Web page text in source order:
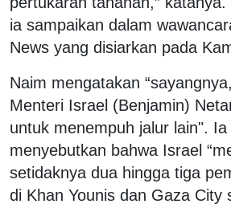
ia sampaikan dalam
News yang disiarkan pada
Naim mengatakan
Menteri Israel (Benjamin)
untuk menempuh jalur lain". Ia
menyebutkan bahwa Israel
setidaknya dua hingga tiga
di Khan Younis dan Gaza City